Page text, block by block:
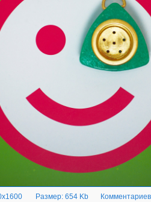
Размер: 654 Kb